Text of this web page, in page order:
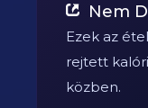
Nem
Ezek az
rejtett
közben.